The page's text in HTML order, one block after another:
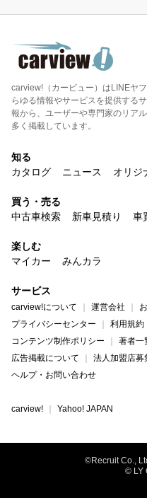
carview!（カービュー）はLINEヤ
らゆる情報やサービスを提供する
報から、ユーザーや専門家のリア
多く掲載しています。
知る
カタログ
ニュース オリジ
買う・売る
中古車検索
新車見積り 車
楽しむ
マイカー
みんカラ
サービス
carview!について 運営会社
プライバシーセンター
利用規約
コンテンツ制作ポリシー
著者一
広告掲載について
法人加盟店募
ヘルプ・お問い合わせ
carview! Yahoo! JAPAN
©Recruit Co.,
© LY